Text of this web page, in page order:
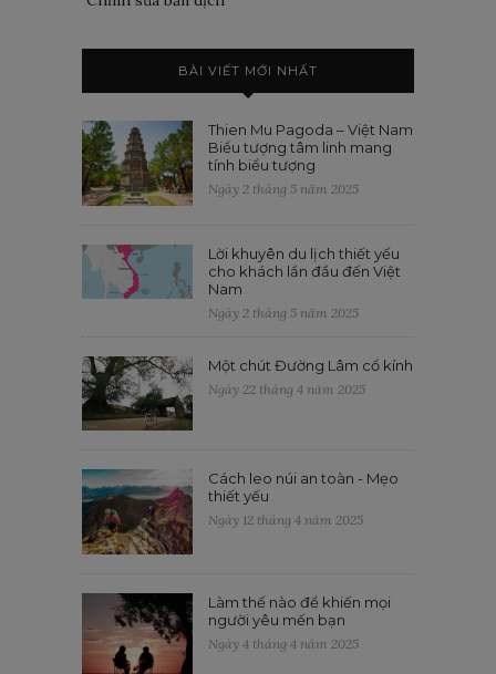
BÀI VIẾT MỚI NHẤT
Thien Mu Pagoda – Việt Nam
Biểu tượng tâm linh mang
tính biểu tượng
Ngày 2 tháng 5 năm 2025
Lời khuyên du lịch thiết yếu
cho khách lần đầu đến Việt
Nam
Ngày 2 tháng 5 năm 2025
Một chút Đường Lâm cổ kính
Ngày 22 tháng 4 năm 2025
Cách leo núi an toàn - Mẹo
thiết yếu
Ngày 12 tháng 4 năm 2025
Làm thế nào để khiến mọi
người yêu mến bạn
Ngày 4 tháng 4 năm 2025